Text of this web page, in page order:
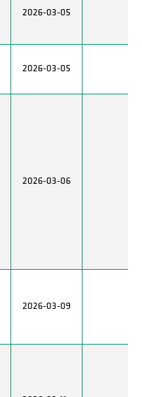
2026-03-05
2026-03-05
2026-03-06
2026-03-09